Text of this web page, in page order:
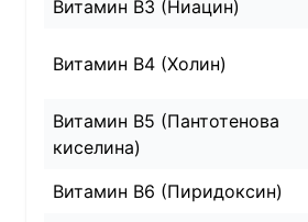
Витамин B3 (Ниацин)
Витамин B4 (Холин)
Витамин B5 (Пантотенова
киселина)
Витамин B6 (Пиридоксин)